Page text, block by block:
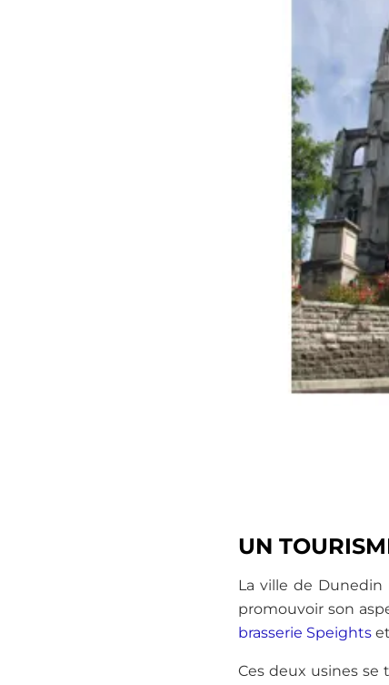
UN
La ville de Dunedin
promouvoir son
brasserie Speights
Ces deux usines